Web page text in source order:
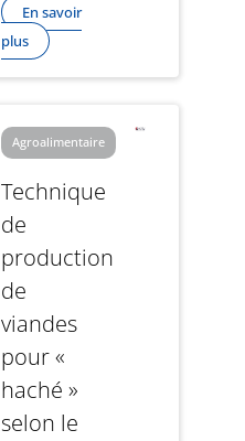
En savoir
plus
Agroalimentaire
Technique
de
production
de
viandes
pour «
haché »
selon le